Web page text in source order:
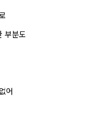
부분도
어